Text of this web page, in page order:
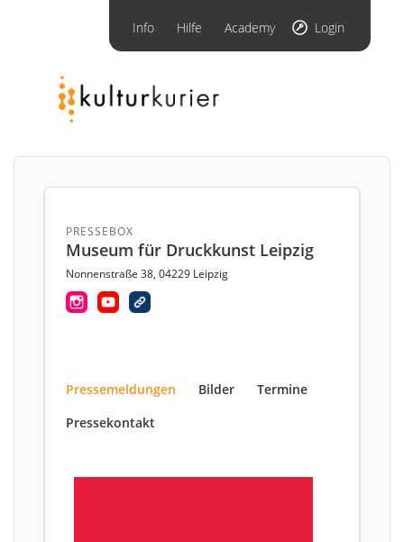
Info Hilfe Academy Login
PRESSEBOX
Museum für Druckkunst Leipzig
Nonnenstraße 38, 04229 Leipzig
Pressemeldungen Bilder
Termine
Pressekontakt